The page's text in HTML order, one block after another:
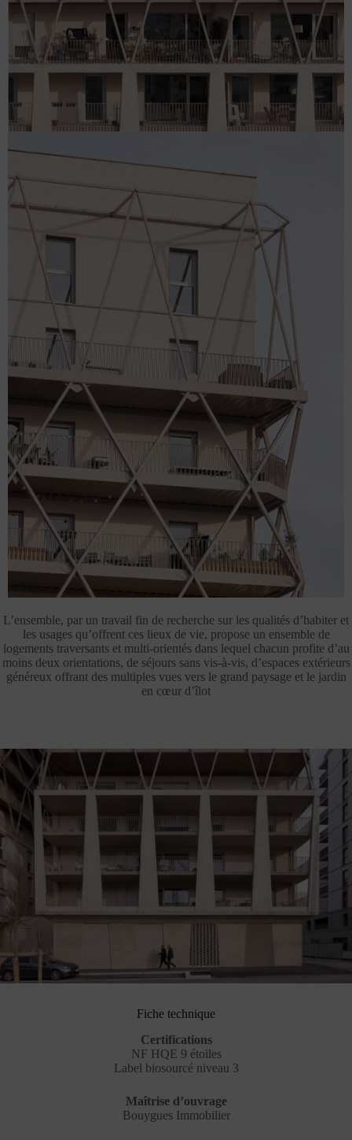
L’ensemble, par un travail fin de recherche sur les qualités d’habiter et
les usages qu’offrent ces lieux de vie, propose un ensemble de
logements traversants et multi-orientés dans lequel chacun profite d’au
moins deux orientations, de séjours sans vis-à-vis, d’espaces extérieurs
généreux offrant des multiples vues vers le grand paysage et le jardin
en cœur d’îlot
Fiche technique
Certifications
NF HQE 9 étoiles
Label biosourcé niveau 3
Maîtrise d’ouvrage
Bouygues Immobilier